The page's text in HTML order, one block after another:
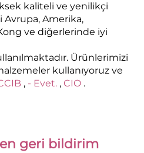
kaliteli ve yenilikçi
Amerika,
ve diğerlerinde iyi
Ürünlerimizi
kullanıyoruz ve
, - Evet. , CIO .
geri bildirim